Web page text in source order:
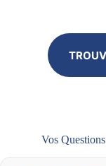
Vos